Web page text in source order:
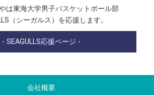
は東海大学男子バスケットボール部
（シーガルス）を応援します。
- SEAGULLS応援ページ -
会社概要